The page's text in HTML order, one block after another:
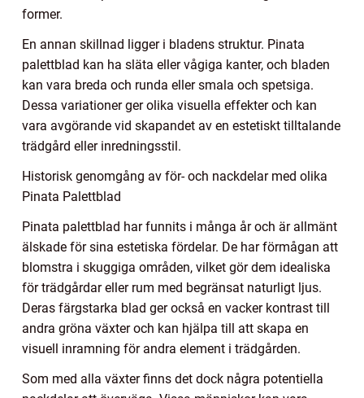
former.
En annan skillnad ligger i bladens struktur. Pinata
palettblad kan ha släta eller vågiga kanter, och bladen
kan vara breda och runda eller smala och spetsiga.
Dessa variationer ger olika visuella effekter och kan
vara avgörande vid skapandet av en estetiskt tilltalande
trädgård eller inredningsstil.
Historisk genomgång av för- och nackdelar med olika
Pinata Palettblad
Pinata palettblad har funnits i många år och är allmänt
älskade för sina estetiska fördelar. De har förmågan att
blomstra i skuggiga områden, vilket gör dem idealiska
för trädgårdar eller rum med begränsat naturligt ljus.
Deras färgstarka blad ger också en vacker kontrast till
andra gröna växter och kan hjälpa till att skapa en
visuell inramning för andra element i trädgården.
Som med alla växter finns det dock några potentiella